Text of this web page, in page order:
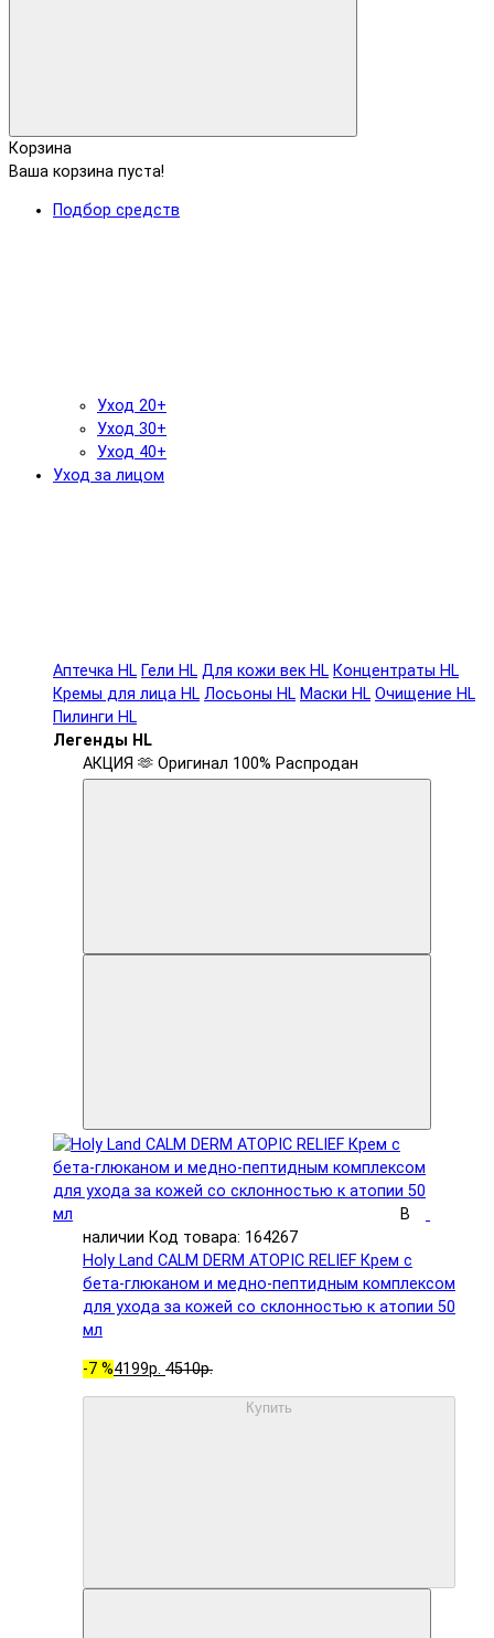
Корзина
Ваша корзина пуста!
Подбор средств
Уход 20+
Уход 30+
Уход 40+
Уход за лицом
Аптечка HL Гели HL Для кожи век HL Концентраты HL
Кремы для лица HL Лосьоны HL Маски HL Очищение HL
Пилинги HL
Легенды HL
АКЦИЯ 🫶 Оригинал 100% Распродан
В
наличии Код товара: 164267
Holy Land CALM DERM ATOPIC RELIEF Крем с
бета-глюканом и медно-пептидным комплексом
для ухода за кожей со склонностью к атопии 50
мл
-7 %4199р. 4510р.
Купить